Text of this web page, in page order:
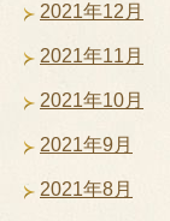
2021年12月
2021年11月
2021年10月
2021年9月
2021年8月